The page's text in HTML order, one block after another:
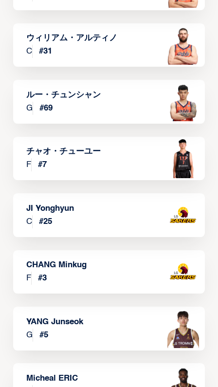
ウィリアム・アルティノ
C
#31
ルー・チュンシャン
G
#69
チャオ・チューユー
F
#7
JI Yonghyun
C
#25
CHANG Minkug
F
#3
YANG Junseok
G
#5
Micheal ERIC